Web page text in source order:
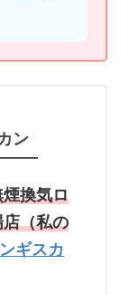
ン
換気ロ
（私の
ギスカ